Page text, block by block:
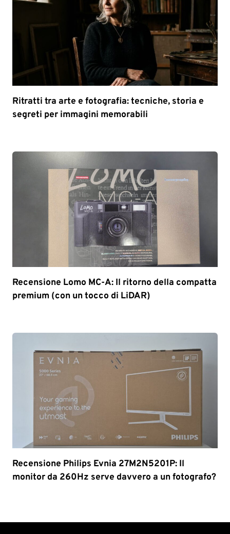
Ritratti tra arte e fotografia: tecniche, storia e
segreti per immagini memorabili
Recensione Lomo MC-A: Il ritorno della compatta
premium (con un tocco di LiDAR)
Recensione Philips Evnia 27M2N5201P: Il
monitor da 260Hz serve davvero a un fotografo?